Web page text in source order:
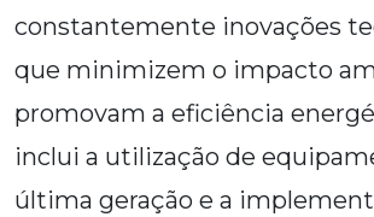
constantemente inovações
que minimizem o impacto
promovam a eficiência
inclui a utilização de
última geração e a